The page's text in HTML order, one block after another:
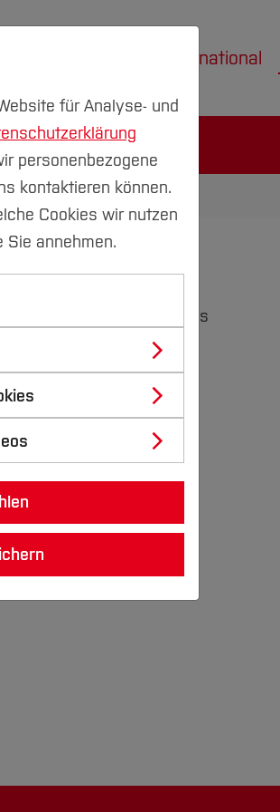
International
10jährigen Bestehens des
für Analyse- und
personenbezogene
kontaktieren können.
Cookies wir nutzen
Sie annehmen.